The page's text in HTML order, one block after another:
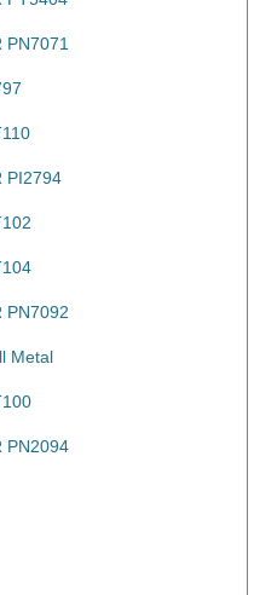
PN7071
PI2794
PN7092
Metal
PN2094